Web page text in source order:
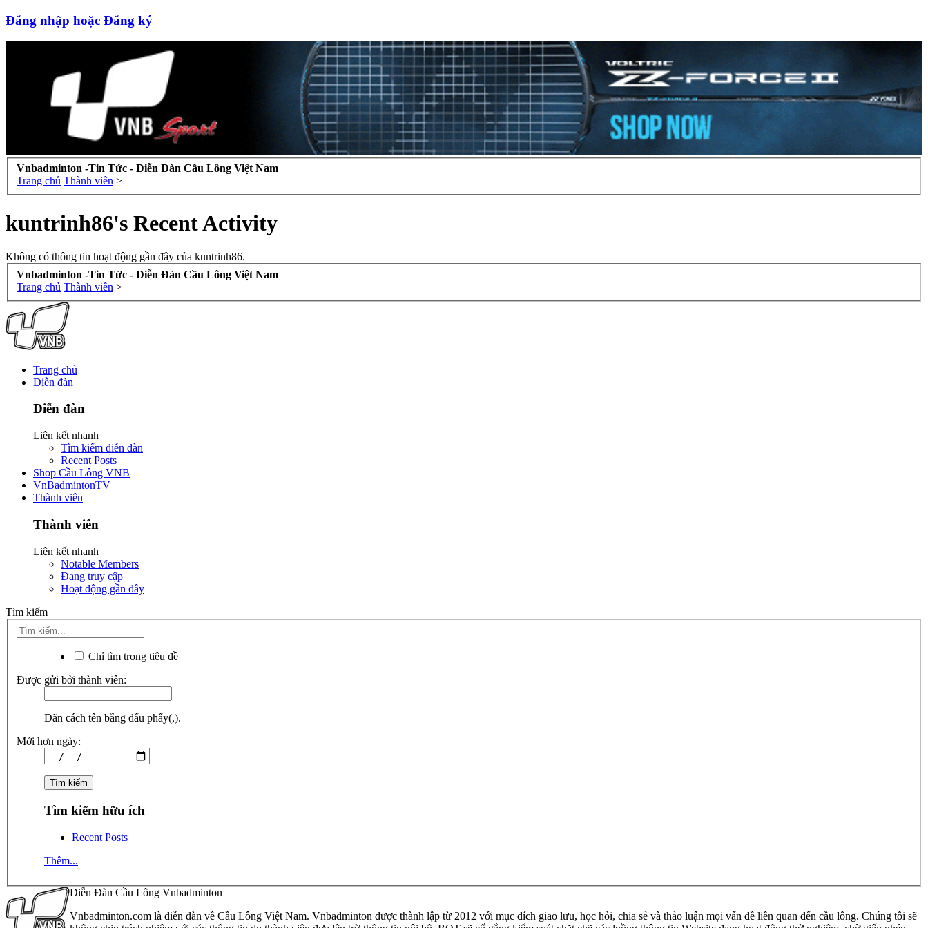
Đăng nhập hoặc Đăng ký
Vnbadminton -Tin Tức - Diễn Đàn Cầu Lông Việt Nam
Trang chủ Thành viên >
kuntrinh86's Recent Activity
Không có thông tin hoạt động gần đây của kuntrinh86.
Vnbadminton -Tin Tức - Diễn Đàn Cầu Lông Việt Nam
Trang chủ Thành viên >
Trang chủ
Diễn đàn
Diễn đàn
Liên kết nhanh
Tìm kiếm diễn đàn
Recent Posts
Shop Cầu Lông VNB
VnBadmintonTV
Thành viên
Thành viên
Liên kết nhanh
Notable Members
Đang truy cập
Hoạt động gần đây
Tìm kiếm
Chỉ tìm trong tiêu đề
Được gửi bởi thành viên:
Dãn cách tên bằng dấu phẩy(,).
Mới hơn ngày:
Tìm kiếm hữu ích
Recent Posts
Thêm...
Diễn Đàn Cầu Lông Vnbadminton
Vnbadminton.com là diễn đàn về Cầu Lông Việt Nam. Vnbadminton được thành lập từ 2012 với mục đích giao lưu, học hỏi, chia sẻ và thảo luận mọi vấn đề liên quan đến cầu lông. Chúng tôi sẽ